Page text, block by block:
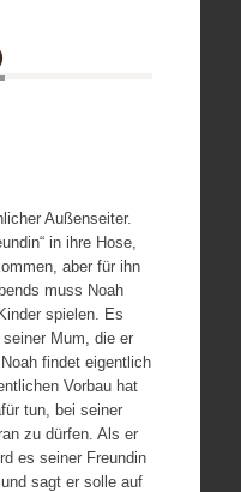
Außenseiter.
in ihre Hose,
aber für ihn
muss Noah
spielen. Es
Mum, die er
findet eigentlich
Vorbau hat
tun, bei seiner
zu dürfen. Als er
es seiner Freundin
sagt er solle auf